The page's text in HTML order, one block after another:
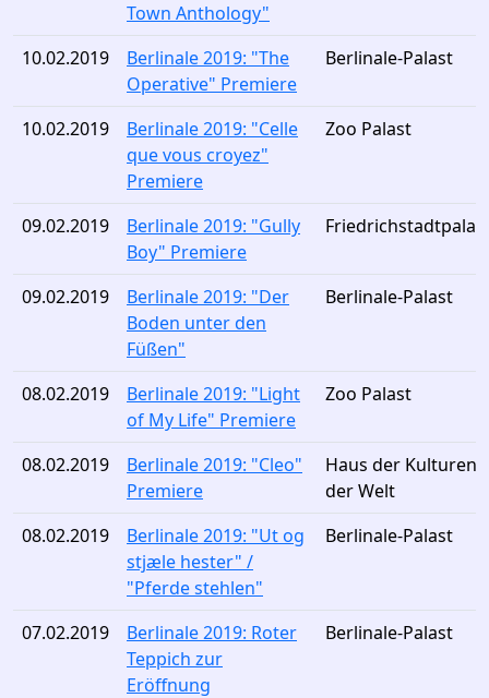
Town Anthology"
10.02.2019
Berlinale 2019: "The
Operative" Premiere
Berlinale-Palast
10.02.2019
Berlinale 2019: "Celle
que vous croyez"
Premiere
Zoo Palast
09.02.2019
Berlinale 2019: "Gully
Boy" Premiere
09.02.2019
Berlinale 2019: "Der
Boden unter den
Füßen"
Berlinale-Palast
08.02.2019
Berlinale 2019: "Light
of My Life" Premiere
Zoo Palast
08.02.2019
Berlinale 2019: "Cleo"
Premiere
Haus der Kulturen
der Welt
08.02.2019
Berlinale 2019: "Ut og
stjæle hester" /
"Pferde stehlen"
Berlinale-Palast
07.02.2019
Berlinale 2019: Roter
Teppich zur
Eröffnung
Berlinale-Palast